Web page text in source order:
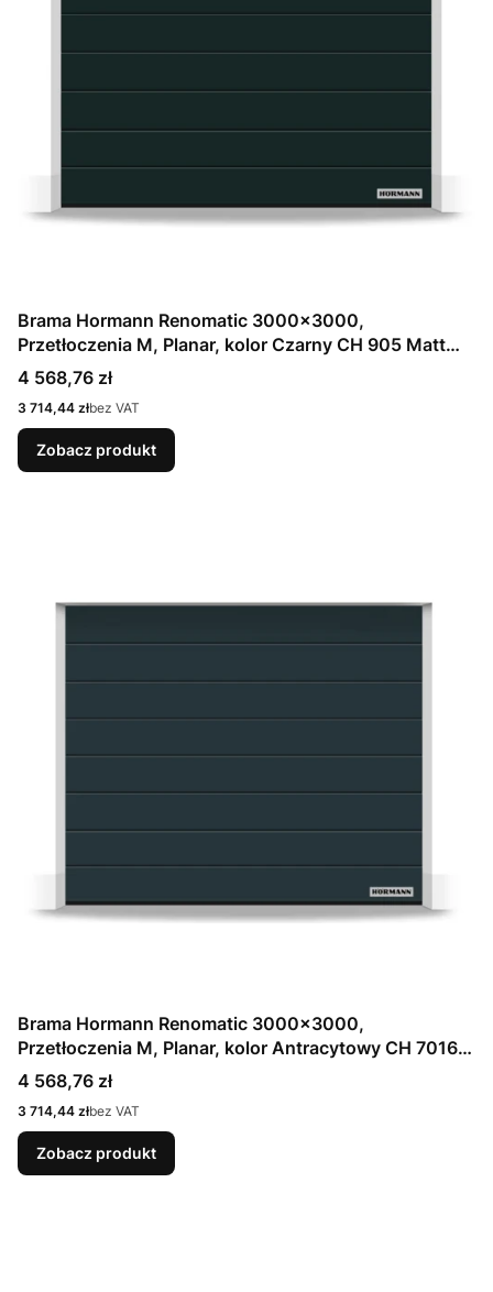
Brama Hormann Renomatic 3000x3000,
Przetłoczenia M, Planar, kolor Czarny CH 905 Matt
deluxe + Prowadzenie N
Cena
4 568,76 zł
Cena
3 714,44 złbez VAT
Zobacz produkt
Brama Hormann Renomatic 3000x3000,
Przetłoczenia M, Planar, kolor Antracytowy CH 7016
Matt deluxe + Prowadzenie N
Cena
4 568,76 zł
Cena
3 714,44 złbez VAT
Zobacz produkt